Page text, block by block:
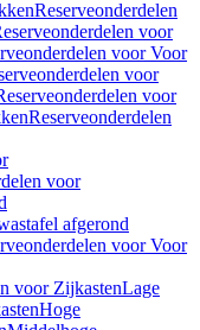
Reserveonderdelen
voor
voor Voor
voor
voor
Reserveonderdelen
voor
afgerond
voor Voor
voor ZijkastenLage
Hoge